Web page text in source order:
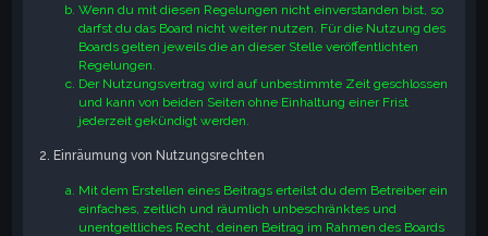
Wenn du mit diesen Regelungen nicht einverstanden bist, so
darfst du das Board nicht weiter nutzen. Für die Nutzung des
Boards gelten jeweils die an dieser Stelle veröffentlichten
Regelungen.
Der Nutzungsvertrag wird auf unbestimmte Zeit geschlossen
und kann von beiden Seiten ohne Einhaltung einer Frist
jederzeit gekündigt werden.
2. Einräumung von Nutzungsrechten
Mit dem Erstellen eines Beitrags erteilst du dem Betreiber ein
einfaches, zeitlich und räumlich unbeschränktes und
unentgeltliches Recht, deinen Beitrag im Rahmen des Boards